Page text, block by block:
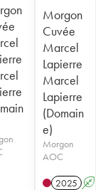
Morgon
Cuvée
Marcel
Lapierre
Marcel
Lapierre
(Domain
e)
Morgon
AOC
2025 A